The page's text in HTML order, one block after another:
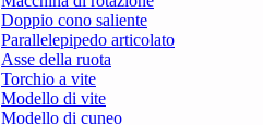
Doppio cono saliente
Parallelepipedo articolato
Asse della ruota
Torchio a vite
Modello di vite
Modello di cuneo